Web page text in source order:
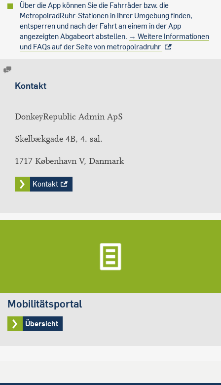
Über die App können Sie die Fahrräder bzw. die
MetropolradRuhr-Stationen in Ihrer Umgebung finden,
entsperren und nach der Fahrt an einem in der App
angezeigten Abgabeort abstellen. → Weitere Informationen
und FAQs auf der Seite von metropolradruhr
Kontakt
DonkeyRepublic Admin ApS
Skelbækgade 4B, 4. sal.
1717 København V, Danmark
Kontakt
Mobilitätsportal
Übersicht